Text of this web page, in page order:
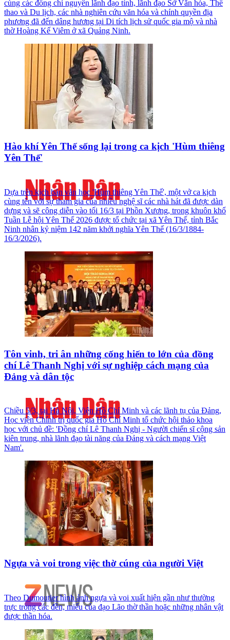
cùng các đồng chí nguyên lãnh đạo tỉnh, lãnh đạo Sở Văn hóa, Thể
thao và Du lịch, các nhà nghiên cứu văn hóa và chính quyền địa
phương đã đến dâng hương tại Di tích lịch sử quốc gia mộ và nhà
thờ Hoàng Kế Viêm ở xã Quảng Ninh.
Hào khí Yên Thế sống lại trong ca kịch 'Hùm thiêng
Yên Thế'
Dựa trên kịch bản văn học 'Hùm thiêng Yên Thế', một vở ca kịch
cùng tên với sự tham gia của nhiều nghệ sĩ các nhà hát đã được dàn
dựng và sẽ công diễn vào tối 16/3 tại Phồn Xương, trong khuôn khổ
Tuần Lễ hội Yên Thế 2026 được tổ chức tại xã Yên Thế, tỉnh Bắc
Ninh nhân kỷ niệm 142 năm khởi nghĩa Yên Thế (16/3/1884-
16/3/2026).
Tôn vinh, tri ân những cống hiến to lớn của đồng
chí Lê Thanh Nghị với sự nghiệp cách mạng của
Đảng và dân tộc
Chiều 5/3, tại Hà Nội, Viện Hồ Chí Minh và các lãnh tụ của Đảng,
Học viện Chính trị quốc gia Hồ Chí Minh tổ chức hội thảo khoa
học với chủ đề: 'Đồng chí Lê Thanh Nghị - Người chiến sĩ cộng sản
kiên trung, nhà lãnh đạo tài năng của Đảng và cách mạng Việt
Nam'.
Ngựa và voi trong việc thờ cúng của người Việt
Theo Dumoutier hình ảnh ngựa và voi xuất hiện gần như thường
trực trong các đền, miếu của đạo Lão thờ thần hoặc những nhân vật
được thần hóa.